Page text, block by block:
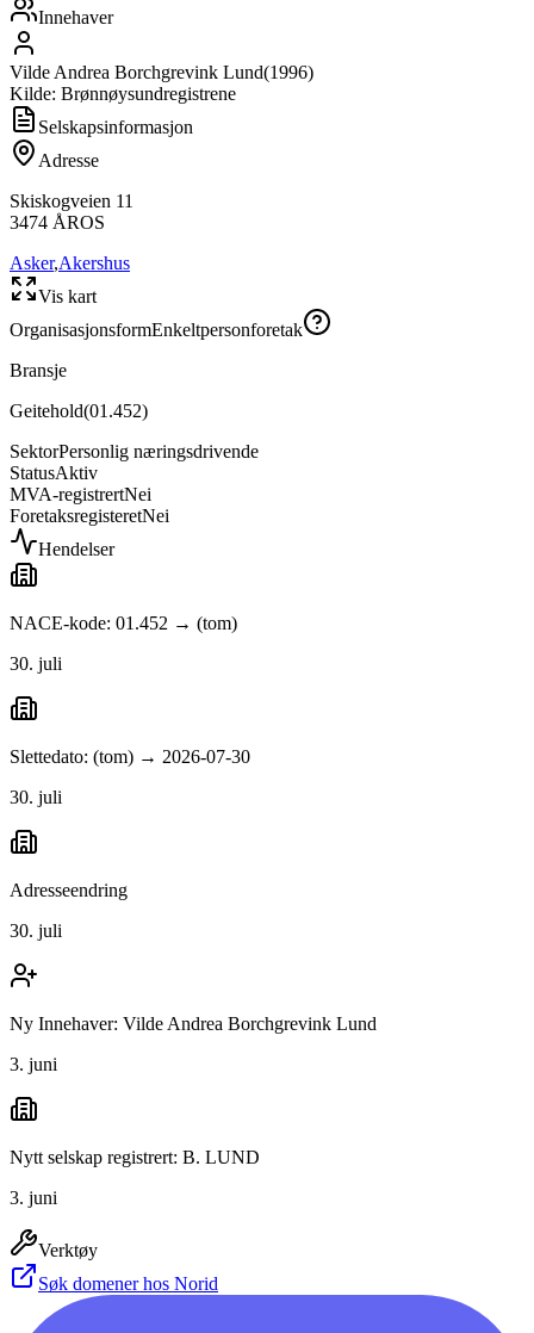
Innehaver
Vilde Andrea Borchgrevink Lund(1996)
Kilde: Brønnøysundregistrene
Selskapsinformasjon
Adresse
Skiskogveien 11
3474 ÅROS
Asker,Akershus
Vis kart
OrganisasjonsformEnkeltpersonforetak
Bransje
Geitehold(01.452)
SektorPersonlig næringsdrivende
StatusAktiv
MVA-registrertNei
ForetaksregisteretNei
Hendelser
NACE-kode: 01.452 → (tom)
30. juli
Slettedato: (tom) → 2026-07-30
30. juli
Adresseendring
30. juli
Ny Innehaver: Vilde Andrea Borchgrevink Lund
3. juni
Nytt selskap registrert: B. LUND
3. juni
Verktøy
Søk domener hos Norid